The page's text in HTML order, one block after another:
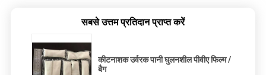
सबसे उत्तम प्रतिदान प्राप्त करें
कीटनाशक उर्वरक पानी घुलनशील पीवीए फिल्म /
बैग